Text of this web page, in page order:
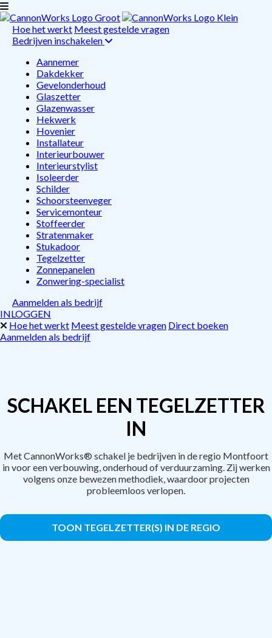
Hoe het werkt Meest gestelde vragen
Bedrijven inschakelen
Aannemer
Dakdekker
Gevelonderhoud
Glaszetter
Glazenwasser
Hekwerk
Hovenier
Installateur
Interieurbouwer
Interieurstylist
Isoleerder
Schilder
Schoorsteenveger
Servicemonteur
Stoffeerder
Stratenmaker
Stukadoor
Tegelzetter
Zonnepanelen
Zonwering-specialist
Aanmelden als bedrijf
INLOGGEN
Hoe het werkt Meest gestelde vragen Direct boeken
Aanmelden als bedrijf
SCHAKEL EEN TEGELZETTER
IN
Met CannonWorks® schakel je bedrijven in de regio Montfoort
in voor een verbouwing, onderhoud of verduurzaming. Zij werken
volgens onze bewezen methodiek, waardoor projecten
probleemloos verlopen.
TOON TEGELZETTER(S) IN DE REGIO